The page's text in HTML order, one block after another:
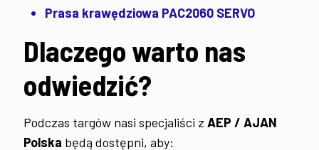
Prasa krawędziowa PAC2060 SERVO
Dlaczego warto nas
odwiedzić?
Podczas targów nasi specjaliści z AEP / AJAN
Polska będą dostępni, aby: